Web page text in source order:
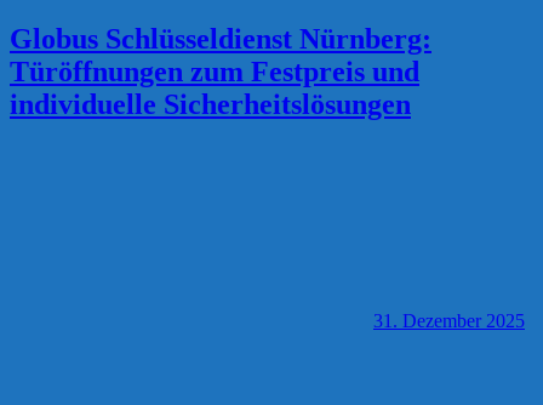
Globus Schlüsseldienst Nürnberg:
Türöffnungen zum Festpreis und
individuelle Sicherheitslösungen
31. Dezember 2025